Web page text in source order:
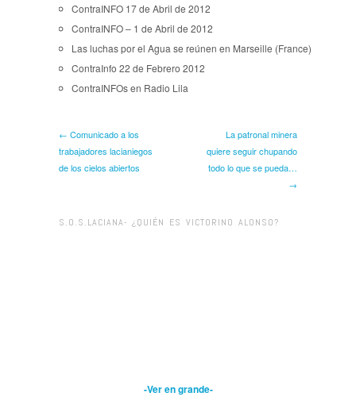
ContraINFO 17 de Abril de 2012
ContraINFO – 1 de Abril de 2012
Las luchas por el Agua se reúnen en Marseille (France)
ContraInfo 22 de Febrero 2012
ContraINFOs en Radio Lila
← Comunicado a los
trabajadores lacianiegos
de los cielos abiertos
La patronal minera
quiere seguir chupando
todo lo que se pueda…
→
S.O.S.LACIANA- ¿QUIÉN ES VICTORINO ALONSO?
-Ver en grande-